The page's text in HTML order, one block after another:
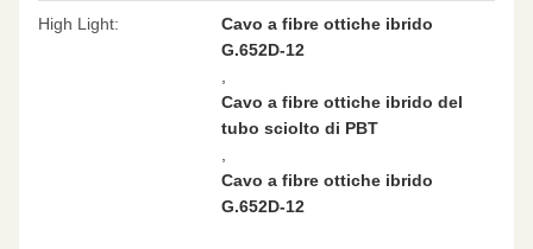
High Light:
Cavo a fibre ottiche ibrido
G.652D-12
Cavo a fibre ottiche ibrido del
tubo sciolto di PBT
Cavo a fibre ottiche ibrido
G.652D-12